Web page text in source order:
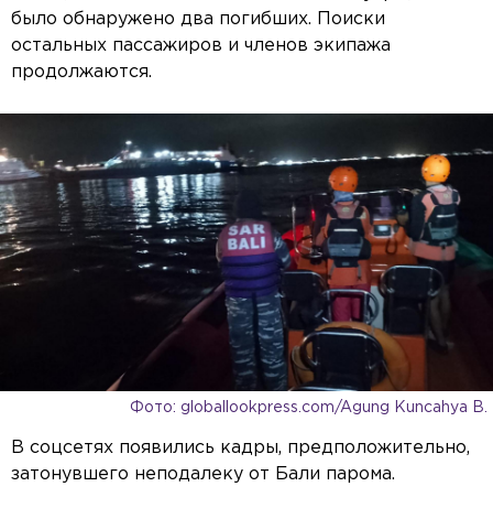
было обнаружено два погибших. Поиски
остальных пассажиров и членов экипажа
продолжаются.
Фото: globallookpress.com/Agung Kuncahya B.
В соцсетях появились кадры, предположительно,
затонувшего неподалеку от Бали парома.